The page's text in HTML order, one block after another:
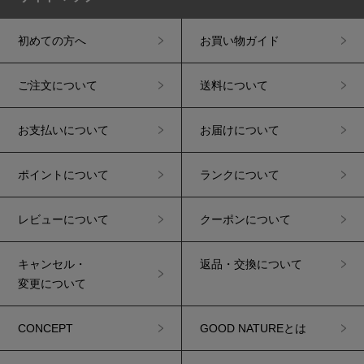
初めての方へ お買い物ガイド
ご注文について 送料について
お支払いについて お届けについて
ポイントについて ランクについて
レビューについて クーポンについて
キャンセル・
変更について
返品・交換について
CONCEPT GOOD NATUREとは